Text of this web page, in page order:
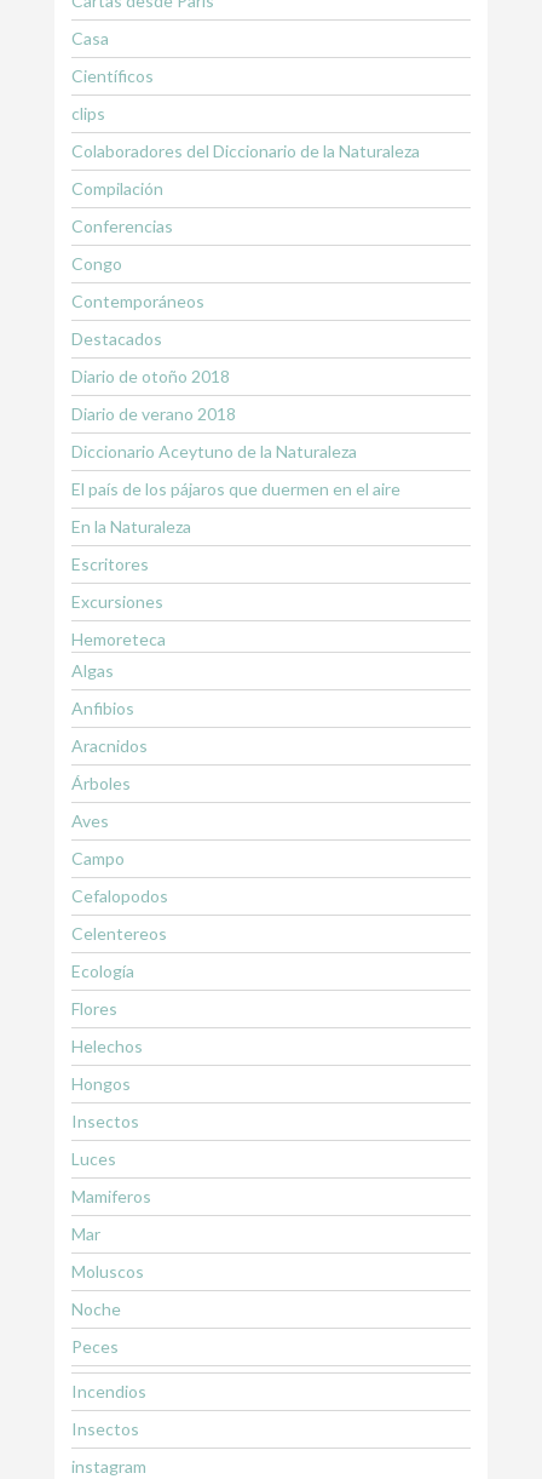
Casa
Científicos
clips
Colaboradores del Diccionario de la Naturaleza
Compilación
Conferencias
Congo
Contemporáneos
Destacados
Diario de otoño 2018
Diario de verano 2018
Diccionario Aceytuno de la Naturaleza
El país de los pájaros que duermen en el aire
En la Naturaleza
Escritores
Excursiones
Hemoreteca
Algas
Anfibios
Aracnidos
Árboles
Aves
Campo
Cefalopodos
Celentereos
Ecología
Flores
Helechos
Hongos
Insectos
Luces
Mamiferos
Mar
Moluscos
Noche
Peces
Incendios
Insectos
instagram